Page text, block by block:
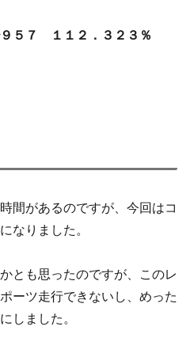
５７ １１２．３２３％
間があるのですが、今回はコ
なりました。
とも思ったのですが、このレ
ーツ走行できないし、めった
しました。